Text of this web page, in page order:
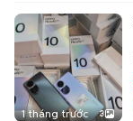
1 tháng trước 3